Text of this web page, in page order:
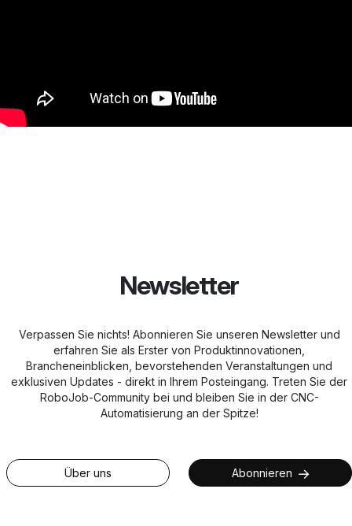
Newsletter
Verpassen Sie nichts! Abonnieren Sie unseren Newsletter und
erfahren Sie als Erster von Produktinnovationen,
Brancheneinblicken, bevorstehenden Veranstaltungen und
exklusiven Updates - direkt in Ihrem Posteingang. Treten Sie der
RoboJob-Community bei und bleiben Sie in der CNC-
Automatisierung an der Spitze!
Über uns Abonnieren